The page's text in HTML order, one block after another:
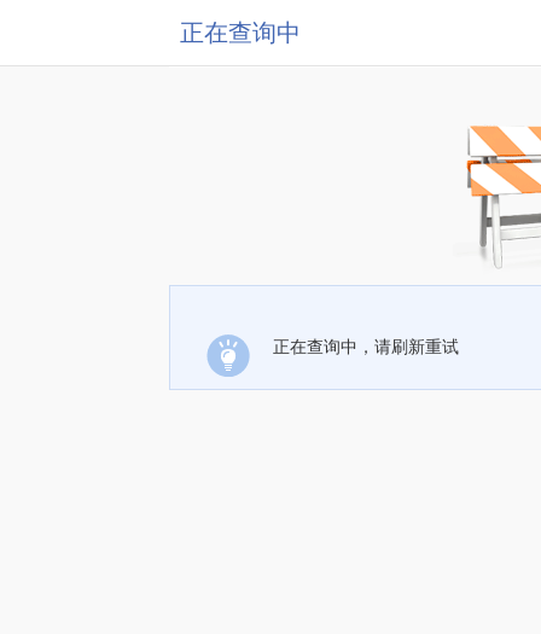
正在查询中
正在查询中，请刷新重试